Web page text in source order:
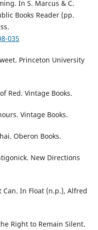
In S. Marcus & C.
Books Reader (pp.
035
Princeton University
Red. Vintage Books.
Vintage Books.
Oberon Books.
New Directions
Can. In Float (n.p.), Alfred
Right to Remain Silent.